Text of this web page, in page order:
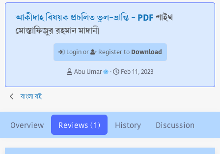
আকীদাহ বিষয়ক প্রচলিত ভুল-ভ্রান্তি - PDFশাইখ
মোস্তাফিজুর রহমান মাদানী
Login or Register to Download
A
t
Abu Umar
C
e
o
n
d
Feb 11, 2023
বাংলা বই
Overview Reviews (1) History Discussion